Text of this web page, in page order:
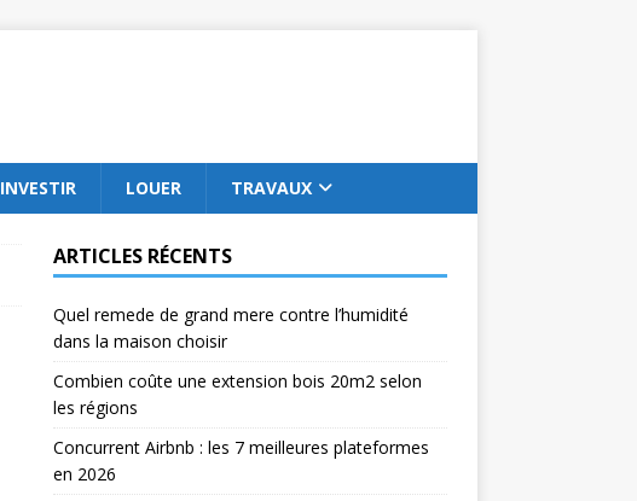
INVESTIR LOUER TRAVAUX
ARTICLES RÉCENTS
Quel remede de grand mere contre l’humidité
dans la maison choisir
Combien coûte une extension bois 20m2 selon
les régions
Concurrent Airbnb : les 7 meilleures plateformes
en 2026